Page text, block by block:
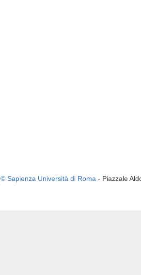
© Sapienza Università di Roma - Piazzale